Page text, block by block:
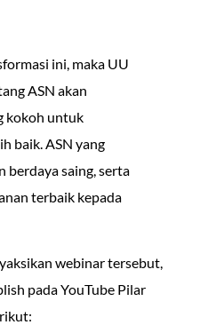
ini, maka UU
ASN akan
kokoh untuk
baik. ASN yang
berdaya saing, serta
terbaik kepada
webinar tersebut,
pada YouTube Pilar